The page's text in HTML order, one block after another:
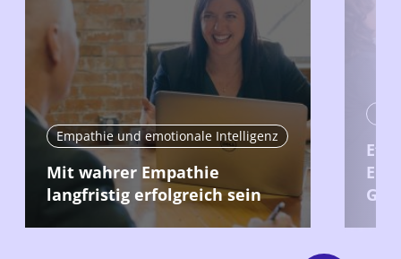
Empathie und emotionale Intelligenz
Mit wahrer Empathie
langfristig erfolgreich sein